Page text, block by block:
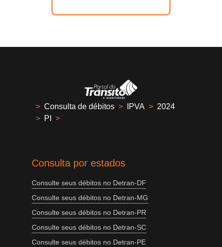
> Consulta de débitos > IPVA > 2024
> PI >
Consulta por estados
Consulte seus débitos no Detran-DF
Consulte seus débitos no Detran-MG
Consulte seus débitos no Detran-PR
Consulte seus débitos no Detran-SC
Consulte seus débitos no Detran-PE